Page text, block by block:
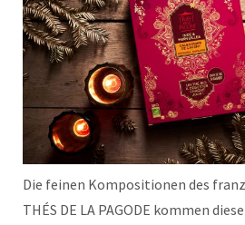
Die feinen Kompositionen des
THÉS DE LA PAGODE kommen